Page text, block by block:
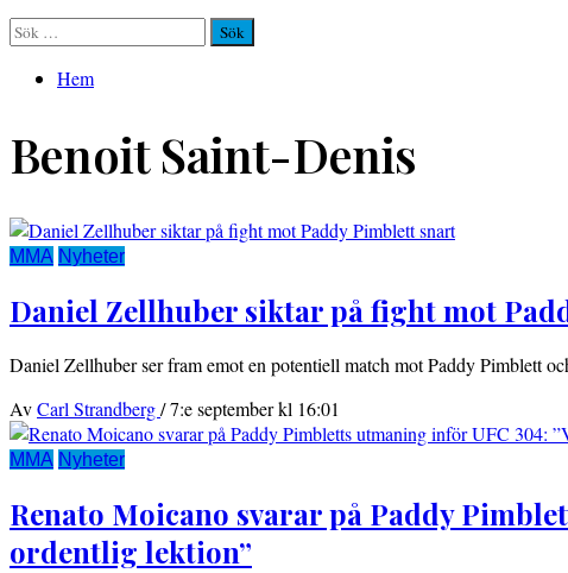
Sök
efter:
Hem
Benoit Saint-Denis
MMA Nyheter
Daniel Zellhuber siktar på fight mot
Daniel Zellhuber ser fram emot en potentiell match mot Paddy Pimblett
AvCarl Strandberg/7:e september kl 16:01
MMA Nyheter
Renato Moicano svarar på Paddy
ordentlig lektion”